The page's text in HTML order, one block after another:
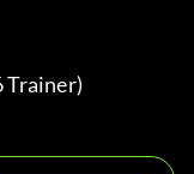
Trainer)